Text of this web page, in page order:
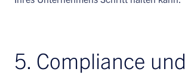
5. Compliance und